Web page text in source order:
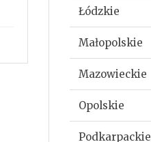
Łódzkie
Małopolskie
Mazowieckie
Opolskie
Podkarpackie